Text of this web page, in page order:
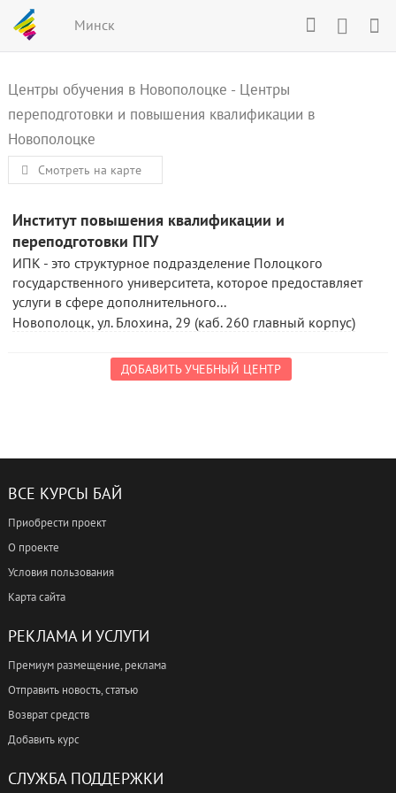
Минск
Центры обучения в Новополоцке - Центры
переподготовки и повышения квалификации в
Новополоцке
Смотреть на карте
Институт повышения квалификации и
переподготовки ПГУ
ИПК - это структурное подразделение Полоцкого
государственного университета, которое предоставляет
услуги в сфере дополнительного...
Новополоцк, ул. Блохина, 29 (каб. 260 главный корпус)
ДОБАВИТЬ УЧЕБНЫЙ ЦЕНТР
ВСЕ КУРСЫ БАЙ
Приобрести проект
О проекте
Условия пользования
Карта сайта
РЕКЛАМА И УСЛУГИ
Премиум размещение, реклама
Отправить новость, статью
Возврат средств
Добавить курс
СЛУЖБА ПОДДЕРЖКИ